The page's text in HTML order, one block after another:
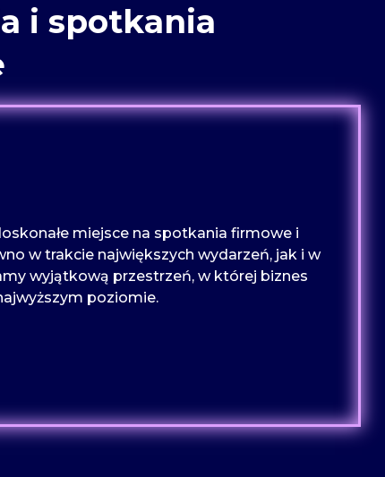
i spotkania
miejsce na spotkania firmowe i
w trakcie największych wydarzeń, jak i w
wyjątkową przestrzeń, w której biznes
poziomie.